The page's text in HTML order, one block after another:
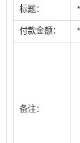
标题： *
付款金额： *
备注：